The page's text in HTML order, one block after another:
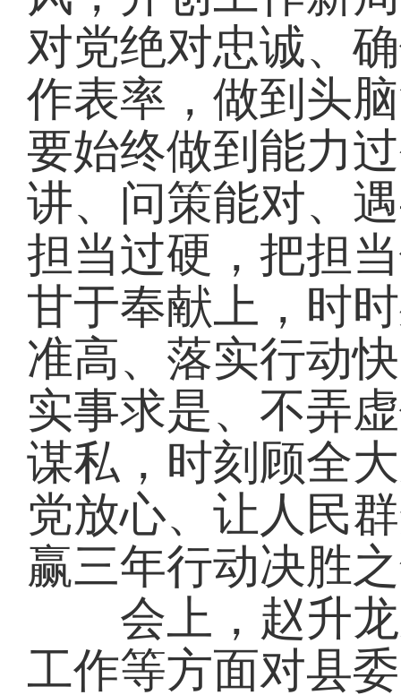
对党绝对忠诚、
作表率，做到头
要始终做到能力
讲、问策能对、
担当过硬，把担
甘于奉献上，时
准高、落实行动
实事求是、不弄
谋私，时刻顾全
党放心、让人民
赢三年行动决胜
会上，赵升龙
工作等方面对县